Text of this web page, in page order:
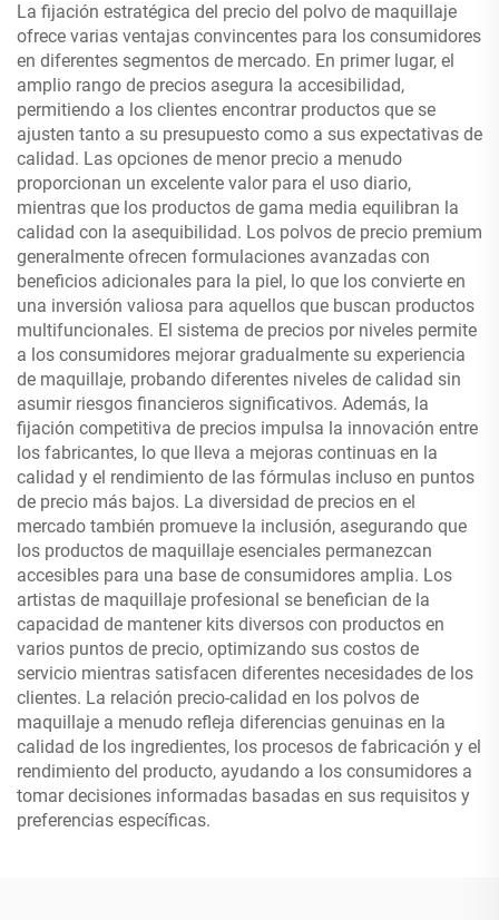
La fijación estratégica del precio del polvo de maquillaje
ofrece varias ventajas convincentes para los consumidores
en diferentes segmentos de mercado. En primer lugar, el
amplio rango de precios asegura la accesibilidad,
permitiendo a los clientes encontrar productos que se
ajusten tanto a su presupuesto como a sus expectativas de
calidad. Las opciones de menor precio a menudo
proporcionan un excelente valor para el uso diario,
mientras que los productos de gama media equilibran la
calidad con la asequibilidad. Los polvos de precio premium
generalmente ofrecen formulaciones avanzadas con
beneficios adicionales para la piel, lo que los convierte en
una inversión valiosa para aquellos que buscan productos
multifuncionales. El sistema de precios por niveles permite
a los consumidores mejorar gradualmente su experiencia
de maquillaje, probando diferentes niveles de calidad sin
asumir riesgos financieros significativos. Además, la
fijación competitiva de precios impulsa la innovación entre
los fabricantes, lo que lleva a mejoras continuas en la
calidad y el rendimiento de las fórmulas incluso en puntos
de precio más bajos. La diversidad de precios en el
mercado también promueve la inclusión, asegurando que
los productos de maquillaje esenciales permanezcan
accesibles para una base de consumidores amplia. Los
artistas de maquillaje profesional se benefician de la
capacidad de mantener kits diversos con productos en
varios puntos de precio, optimizando sus costos de
servicio mientras satisfacen diferentes necesidades de los
clientes. La relación precio-calidad en los polvos de
maquillaje a menudo refleja diferencias genuinas en la
calidad de los ingredientes, los procesos de fabricación y el
rendimiento del producto, ayudando a los consumidores a
tomar decisiones informadas basadas en sus requisitos y
preferencias específicas.